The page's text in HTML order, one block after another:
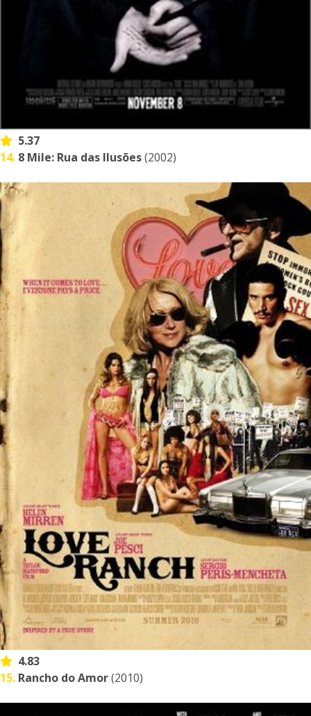
5.37
14. 8 Mile: Rua das Ilusões(2002)
4.83
15. Rancho do Amor(2010)